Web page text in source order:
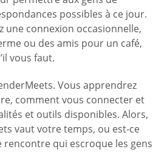
possibles à ce jour.
une connexion occasionnelle,
ou des amis pour un café,
vous faut.
Vous apprendrez
comment vous connecter et
et outils disponibles. Alors,
vaut votre temps, ou est-ce
qui escroque les gens